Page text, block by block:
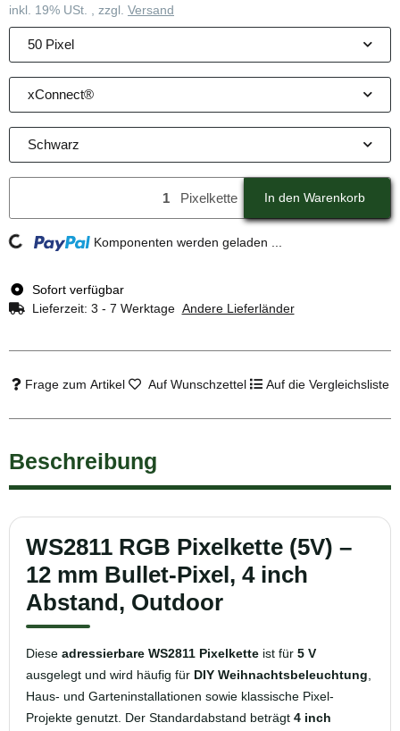
inkl. 19% USt. , zzgl. Versand
50 Pixel
xConnect®
Schwarz
Pixelkette In den Warenkorb
Komponenten werden geladen ...
Sofort verfügbar
Lieferzeit: 3 - 7 Werktage Andere Lieferländer
Frage zum Artikel Auf Wunschzettel Auf die Vergleichsliste
Beschreibung
WS2811 RGB Pixelkette (5V) –
12 mm Bullet-Pixel, 4 inch
Abstand, Outdoor
Diese adressierbare WS2811 Pixelkette ist für 5 V
ausgelegt und wird häufig für DIY Weihnachtsbeleuchtung,
Haus- und Garteninstallationen sowie klassische Pixel-
Projekte genutzt. Der Standardabstand beträgt 4 inch